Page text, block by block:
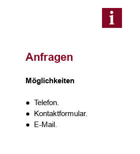
Anfragen
Möglichkeiten
● Telefon.
● Kontaktformular.
● E-Mail.